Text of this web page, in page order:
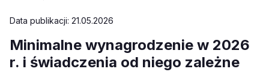
Data publikacji: 21.05.2026
Minimalne wynagrodzenie w 2026
r. i świadczenia od niego zależne